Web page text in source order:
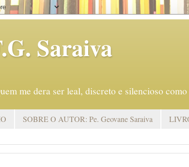
Saraiva
me dera ser leal, discreto e silencioso
SOBRE O AUTOR: Pe. Geovane Saraiva